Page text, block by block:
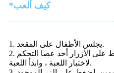
*كيف ألعب
1. يجلس الأطفال على المقعد.
2. أدخل العملات المعدنية ، واضغط على الأزرار أحد عصا التحكم
لاختيار اللعبة ، وابدأ اللعبة.